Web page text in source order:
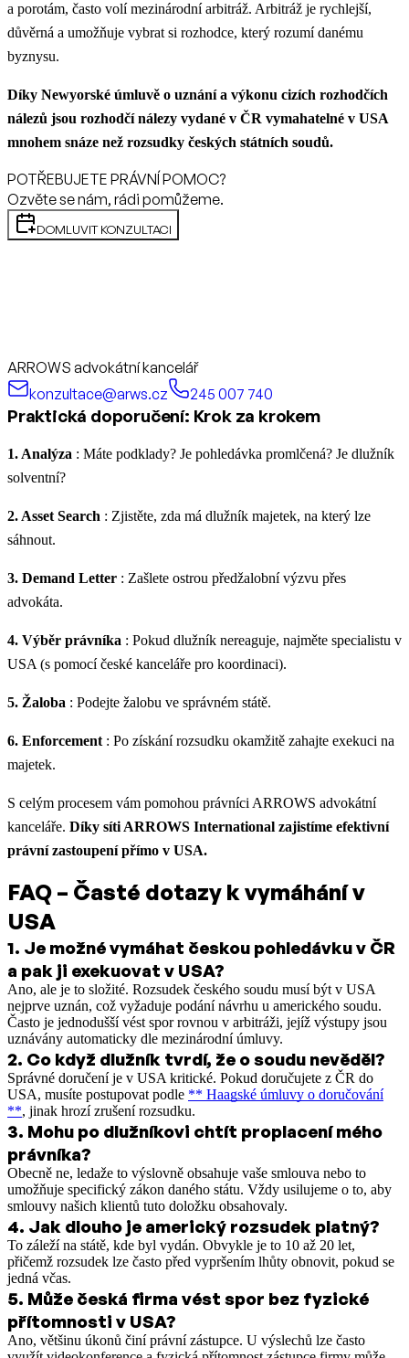
a porotám, často volí mezinárodní arbitráž. Arbitráž je rychlejší,
důvěrná a umožňuje vybrat si rozhodce, který rozumí danému
byznysu.
Díky Newyorské úmluvě o uznání a výkonu cizích rozhodčích
nálezů jsou rozhodčí nálezy vydané v ČR vymahatelné v USA
mnohem snáze než rozsudky českých státních soudů.
POTŘEBUJETE PRÁVNÍ POMOC?
Ozvěte se nám, rádi pomůžeme.
DOMLUVIT KONZULTACI
ARROWS advokátní kancelář
konzultace@arws.cz
245 007 740
Praktická doporučení: Krok za krokem
1. Analýza : Máte podklady? Je pohledávka promlčená? Je dlužník
solventní?
2. Asset Search : Zjistěte, zda má dlužník majetek, na který lze
sáhnout.
3. Demand Letter : Zašlete ostrou předžalobní výzvu přes
advokáta.
4. Výběr právníka : Pokud dlužník nereaguje, najměte specialistu v
USA (s pomocí české kanceláře pro koordinaci).
5. Žaloba : Podejte žalobu ve správném státě.
6. Enforcement : Po získání rozsudku okamžitě zahajte exekuci na
majetek.
S celým procesem vám pomohou právníci ARROWS advokátní
kanceláře. Díky síti ARROWS International zajistíme efektivní
právní zastoupení přímo v USA.
FAQ – Časté dotazy k vymáhání v
USA
1. Je možné vymáhat českou pohledávku v ČR
a pak ji exekuovat v USA?
Ano, ale je to složité. Rozsudek českého soudu musí být v USA
nejprve uznán, což vyžaduje podání návrhu u amerického soudu.
Často je jednodušší vést spor rovnou v arbitráži, jejíž výstupy jsou
uznávány automaticky dle mezinárodní úmluvy.
2. Co když dlužník tvrdí, že o soudu nevěděl?
Správné doručení je v USA kritické. Pokud doručujete z ČR do
USA, musíte postupovat podle ** Haagské úmluvy o doručování
**, jinak hrozí zrušení rozsudku.
3. Mohu po dlužníkovi chtít proplacení mého
právníka?
Obecně ne, ledaže to výslovně obsahuje vaše smlouva nebo to
umožňuje specifický zákon daného státu. Vždy usilujeme o to, aby
smlouvy našich klientů tuto doložku obsahovaly.
4. Jak dlouho je americký rozsudek platný?
To záleží na státě, kde byl vydán. Obvykle je to 10 až 20 let,
přičemž rozsudek lze často před vypršením lhůty obnovit, pokud se
jedná včas.
5. Může česká firma vést spor bez fyzické
přítomnosti v USA?
Ano, většinu úkonů činí právní zástupce. U výslechů lze často